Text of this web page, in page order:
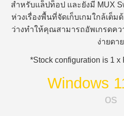
สำหรับแล็ปท็อป และยังมี MUX
ห่วงเรื่องพื้นที่จัดเก็บเกมใกล้เต็ม
ว่างทำให้คุณสามารถอัพเกรดคว
ง่ายดาย
*Stock configuration is 1 x
Windows
os